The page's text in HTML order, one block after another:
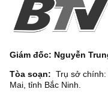
Giám đốc: Nguyễn
Tòa soạn: Trụ sở
Mai, tỉnh Bắc Ninh.